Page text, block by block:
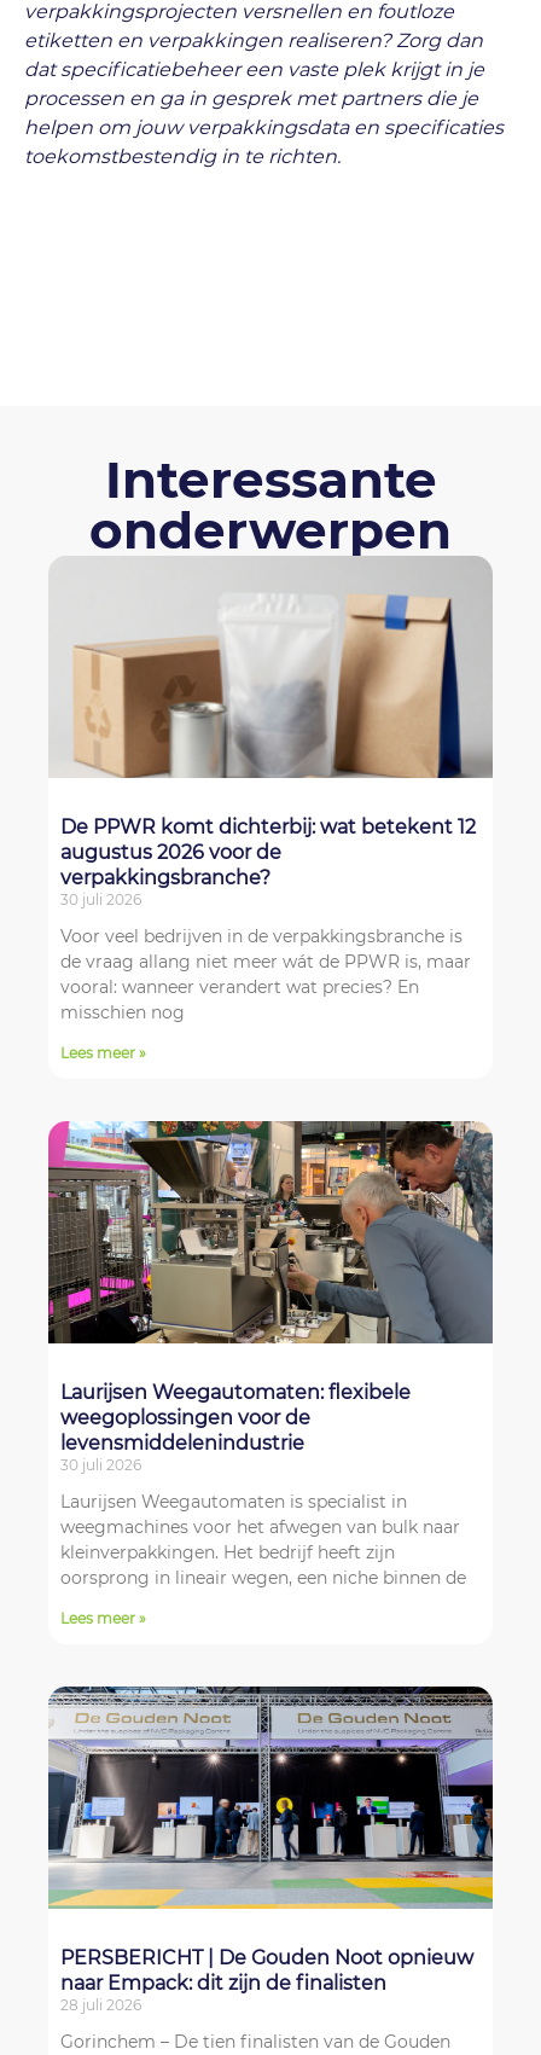
verpakkingsprojecten versnellen en foutloze
etiketten en verpakkingen realiseren? Zorg dan
dat specificatiebeheer een vaste plek krijgt in je
processen en ga in gesprek met partners die je
helpen om jouw verpakkingsdata en specificaties
toekomstbestendig in te richten.
Interessante
onderwerpen
De PPWR komt dichterbij: wat betekent 12
augustus 2026 voor de
verpakkingsbranche?
30 juli 2026
Voor veel bedrijven in de verpakkingsbranche is
de vraag allang niet meer wát de PPWR is, maar
vooral: wanneer verandert wat precies? En
misschien nog
Lees meer »
Laurijsen Weegautomaten: flexibele
weegoplossingen voor de
levensmiddelenindustrie
30 juli 2026
Laurijsen Weegautomaten is specialist in
weegmachines voor het afwegen van bulk naar
kleinverpakkingen. Het bedrijf heeft zijn
oorsprong in lineair wegen, een niche binnen de
Lees meer »
PERSBERICHT | De Gouden Noot opnieuw
naar Empack: dit zijn de finalisten
28 juli 2026
Gorinchem – De tien finalisten van de Gouden